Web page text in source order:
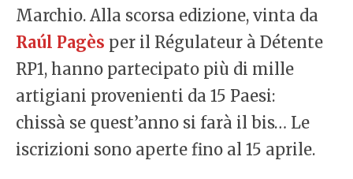
Marchio. Alla scorsa edizione, vinta da
Raúl Pagès per il Régulateur à Détente
RP1, hanno partecipato più di mille
artigiani provenienti da 15 Paesi:
chissà se quest’anno si farà il bis… Le
iscrizioni sono aperte fino al 15 aprile.